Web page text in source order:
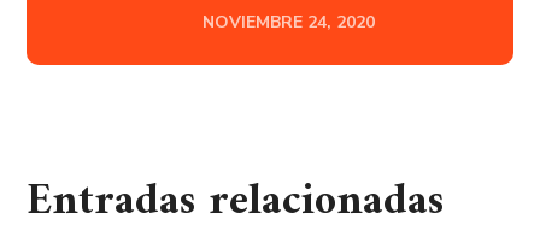
NOVIEMBRE 24, 2020
Entradas relacionadas